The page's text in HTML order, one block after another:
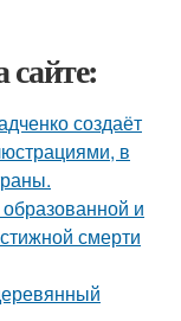
сайте:
создаёт
в
и
смерти